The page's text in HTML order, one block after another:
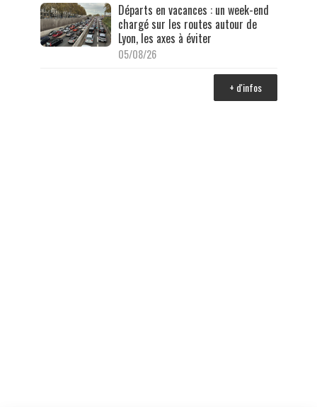
Départs en vacances : un week-end
chargé sur les routes autour de
Lyon, les axes à éviter
05/08/26
+ d'infos